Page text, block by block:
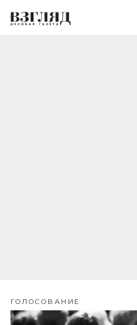
ГОЛОСОВАНИЕ